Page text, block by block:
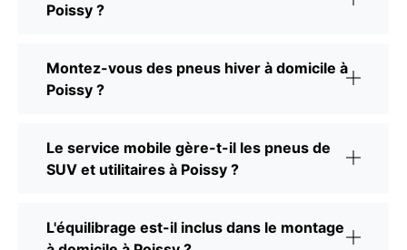
Poissy ?
Montez-vous des pneus hiver à domicile à
Poissy ?
Le service mobile gère-t-il les pneus de
SUV et utilitaires à Poissy ?
L'équilibrage est-il inclus dans le montage